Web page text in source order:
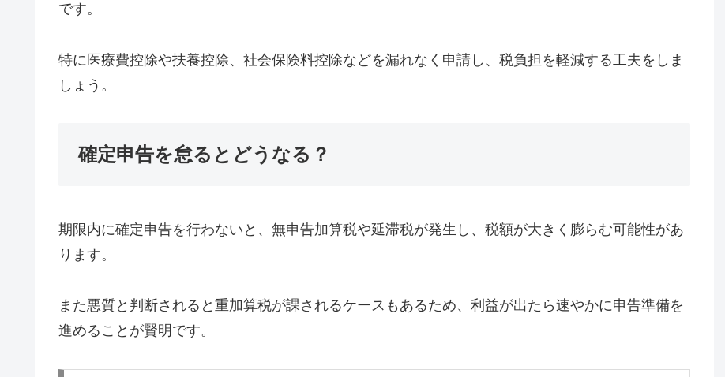
です。
特に医療費控除や扶養控除、社会保険料控除などを漏れなく申請し、税負担を軽減する工夫をしま
しょう。
確定申告を怠るとどうなる？
期限内に確定申告を行わないと、無申告加算税や延滞税が発生し、税額が大きく膨らむ可能性があ
ります。
また悪質と判断されると重加算税が課されるケースもあるため、利益が出たら速やかに申告準備を
進めることが賢明です。